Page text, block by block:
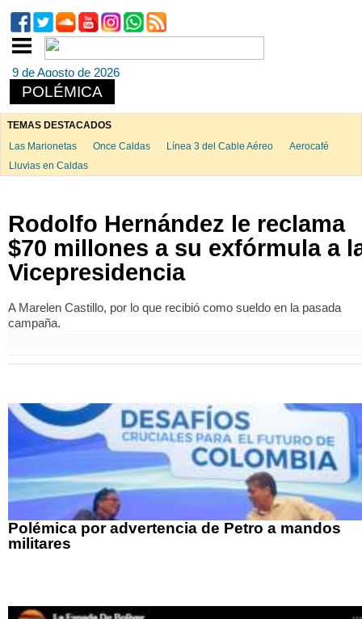
9 de Agosto de 2026
POLÉMICA
TEMAS DESTACADOS
Las Marionetas
Once Caldas Línea 3 del Cable Aéreo
Aerocafé
Lluvias en Caldas
Rodolfo Hernández le reclama
$70 millones a su exfórmula a
Vicepresidencia
A Marelen Castillo, por lo que recibió como sueldo en la pasada
campaña.
Polémica por advertencia de Petro a mandos
militares